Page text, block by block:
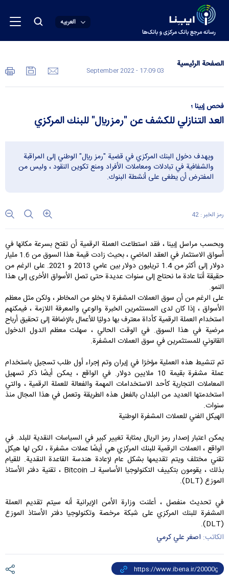
العربیه
الصفحة الرئیسیة
03 September 2022 - 17:09
فحص إبينا ؛
العد التنازلي للكشف عن "رمز ريال" للبنك المركزي
ويهدف دخول البنك المركزي في قضية "رمز ريال" الوطني إلى المراقبة
والشفافية في تبادلات ومعاملات الأفراد ومنع تكوين النقود ، وليس من
المفترض أن يطغى على أنشطة البنوك.
رمز الخبر : 42
وبحسب مراسل إبينا ، فقد استطاعت العملة الرقمية أن تفتح بسرعة مكانها في
أسواق الاستثمار في العقد الماضي ، بحيث زادت قيمة هذا السوق من 1.6 مليار
دولار إلى أكثر من 1.4 تريليون دولار بين عامي 2013 و 2021. على الرغم من
حقيقة أننا عادة ما نحتاج إلى سنوات عديدة حتى تصل الأسواق الأخرى إلى هذا
النمو.
على الرغم من أن سوق العملات المشفرة لا يخلو من المخاطر ، ولكن مثل معظم
الأسواق ، إذا كان لدى المستثمرين الخبرة والوعي والمعرفة اللازمة ، فيمكنهم
استخدام العملة الرقمية كأداة معترف بها دوليًا للأعمال بالإضافة إلى تحقيق أرباح
مرضية في هذا السوق. في الوقت الحالي ، سهلت معظم الدول الدخول
القانوني للمستثمرين في سوق العملات المشفرة.
تم تنشيط هذه العملية مؤخرًا في إيران وتم إجراء أول طلب تسجيل باستخدام
عملة مشفرة بقيمة 10 ملايين دولار. في الواقع ، يمكن أيضًا ذكر تسهيل
المعاملات التجارية كأحد الاستخدامات المهمة والفعالة للعملة الرقمية ، والتي
استخدمتها العديد من البلدان بالفعل هذه الطريقة وتعمل في هذا المجال منذ
سنوات.
الهيكل الفني للعملات المشفرة الوطنية
يمكن اعتبار إصدار رمز الريال بمثابة تغيير كبير في السياسات النقدية للبلد. في
الواقع ، العملات الرقمية للبنك المركزي هي أيضًا عملات مشفرة ، لكن لها هيكل
تقني مختلف ويتم تقديمها بشكل عام لإعادة هندسة القاعدة النقدية. للقيام
بذلك ، يقومون بتكييف التكنولوجيا الأساسية لـ Bitcoin ، تقنية دفتر الأستاذ
الموزع (DLT).
في تحديث منفصل ، أعلنت وزارة الأمن الإيرانية أنه سيتم تقديم العملة
المشفرة للبنك المركزي على شبكة مرخصة وتكنولوجيا دفتر الأستاذ الموزع
(DLT).
الكاتب: اصغر علي کرمي